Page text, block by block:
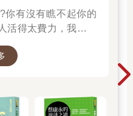
你有沒有瞧不起你的
活得太費力，我想為
以我寫了這本書。